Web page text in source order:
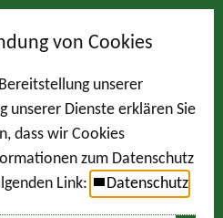
von Cookies
unserer
unserer Dienste erklären Sie
dass wir Cookies
zum Datenschutz
Link:
Datenschutz